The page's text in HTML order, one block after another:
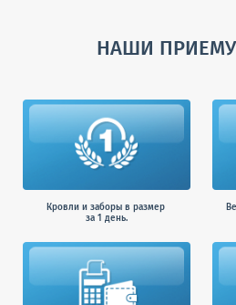
НАШИ
Кровли и заборы в размер
за 1 день.